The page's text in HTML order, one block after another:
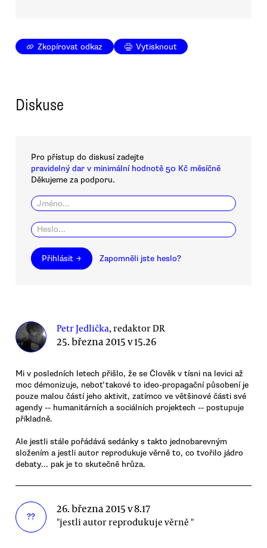
Zkopírovat odkaz Vytisknout
Diskuse
Pro přístup do diskusí zadejte
pravidelný dar v minimální hodnotě 50 Kč měsíčně
Děkujeme za podporu.
Přihlásit → Zapomněli jste heslo?
Petr Jedlička, redaktor DR
25. března 2015 v 15.26
Mi v posledních letech přišlo, že se Člověk v tísni na levici až
moc démonizuje, neboť takové to ideo-propagační působení je
pouze malou částí jeho aktivit, zatímco ve většinové části své
agendy -- humanitárních a sociálních projektech -- postupuje
příkladně.
Ale jestli stále pořádává sedánky s takto jednobarevným
složením a jestli autor reprodukuje věrně to, co tvořilo jádro
debaty... pak je to skutečně hrůza.
??
26. března 2015 v 8.17
"jestli autor reprodukuje věrně "